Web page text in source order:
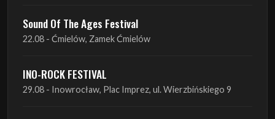
INO-ROCK FESTIVAL
29.08 - Inowrocław, Plac Imprez, ul. Wierzbińskiego 9
ProgRockFest 2026